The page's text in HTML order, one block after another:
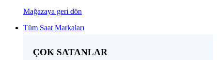
Mağazaya geri dön
Tüm Saat Markaları
ÇOK SATANLAR